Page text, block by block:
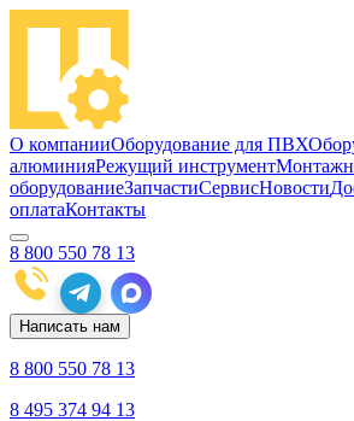
О компанииОборудование для ПВХ
алюминияРежущий инструмент
оборудованиеЗапчастиСервисНовости
оплатаКонтакты
8 800 550 78 13
Написать нам
8 800 550 78 13
8 495 374 94 13